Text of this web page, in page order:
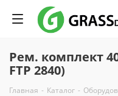
Рем. комплект
FTP 2840)
Главная - Каталог -